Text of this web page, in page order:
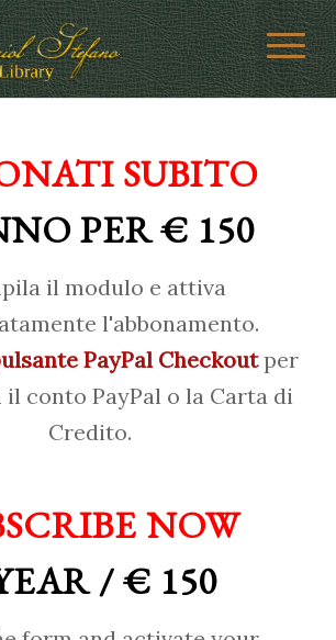
SUBITO
PER € 150
il modulo e attiva
l'abbonamento.
PayPal Checkoutper
il conto PayPal o la Carta di
Credito.
NOW
/ € 150